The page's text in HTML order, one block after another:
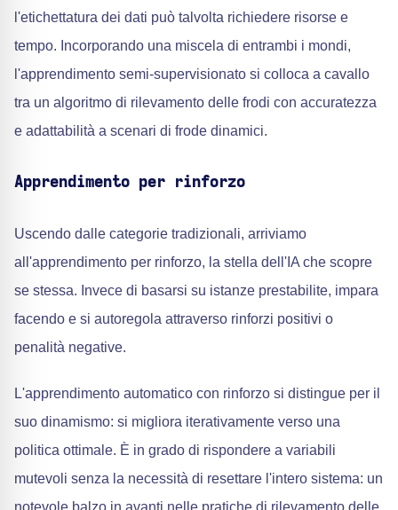
l'etichettatura dei dati può talvolta richiedere risorse e
tempo. Incorporando una miscela di entrambi i mondi,
l'apprendimento semi-supervisionato si colloca a cavallo
tra un algoritmo di rilevamento delle frodi con accuratezza
e adattabilità a scenari di frode dinamici.
Apprendimento per rinforzo
Uscendo dalle categorie tradizionali, arriviamo
all'apprendimento per rinforzo, la stella dell'IA che scopre
se stessa. Invece di basarsi su istanze prestabilite, impara
facendo e si autoregola attraverso rinforzi positivi o
penalità negative.
L'apprendimento automatico con rinforzo si distingue per il
suo dinamismo: si migliora iterativamente verso una
politica ottimale. È in grado di rispondere a variabili
mutevoli senza la necessità di resettare l'intero sistema: un
notevole balzo in avanti nelle pratiche di rilevamento delle